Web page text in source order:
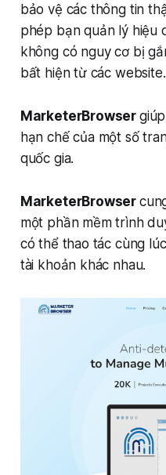
bảo vệ các thông tin
phép bạn quản lý hiệu
không có nguy cơ bị
bất hiện từ các website.
MarketerBrowser
hạn chế của một số
quốc gia.
MarketerBrowser
một phần mềm trình
có thể thao tác cùng
tài khoản khác nhau.